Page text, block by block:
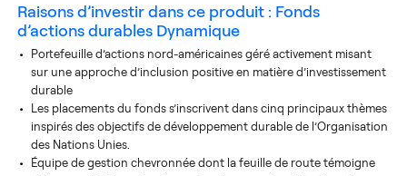
Raisons d’investir dans ce produit : Fonds
d’actions durables Dynamique
Portefeuille d’actions nord-américaines géré activement misant
sur une approche d’inclusion positive en matière d’investissement
durable
Les placements du fonds s’inscrivent dans cinq principaux thèmes
inspirés des objectifs de développement durable de l’Organisation
des Nations Unies.
Équipe de gestion chevronnée dont la feuille de route témoigne